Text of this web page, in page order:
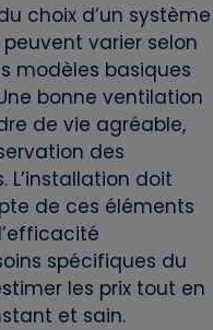
choix d’un système
varier selon
modèles basiques
bonne ventilation
de vie agréable,
des
doit
de ces éléments
spécifiques du
les prix tout en
et sain.